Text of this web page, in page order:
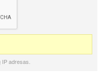
IP adresas.